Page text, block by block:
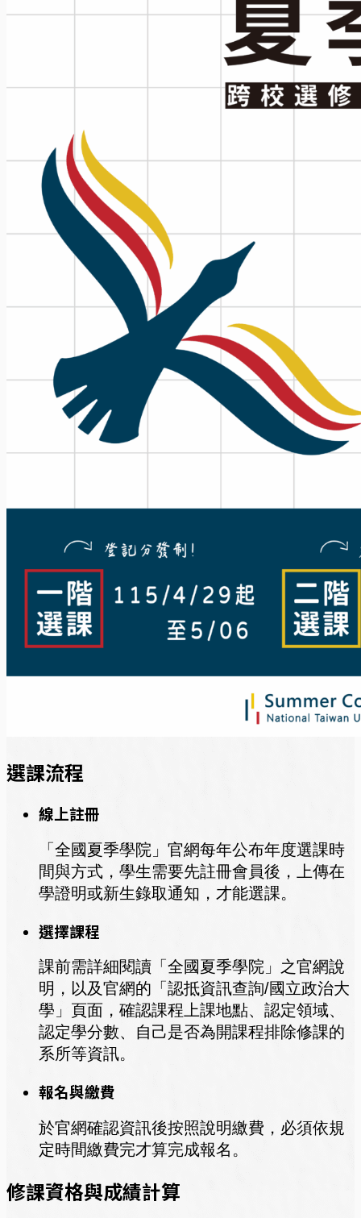
選課流程
線上註冊
「全國夏季學院」官網每年公布年度選課時
間與方式，學生需要先註冊會員後，上傳在
學證明或新生錄取通知，才能選課。
選擇課程
課前需詳細閱讀「全國夏季學院」之官網說
明，以及官網的「認抵資訊查詢/國立政治大
學」頁面，確認課程上課地點、認定領域、
認定學分數、自己是否為開課程排除修課的
系所等資訊。
報名與繳費
於官網確認資訊後按照說明繳費，必須依規
定時間繳費完才算完成報名。
修課資格與成績計算